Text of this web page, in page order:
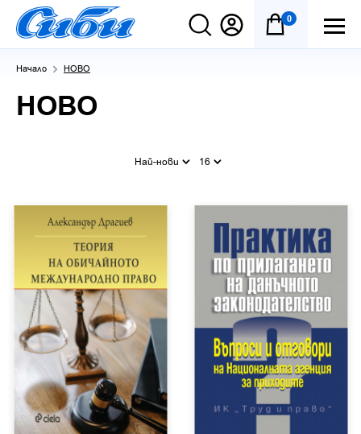
0
Начало НОВО
НОВО
Най-нови 16